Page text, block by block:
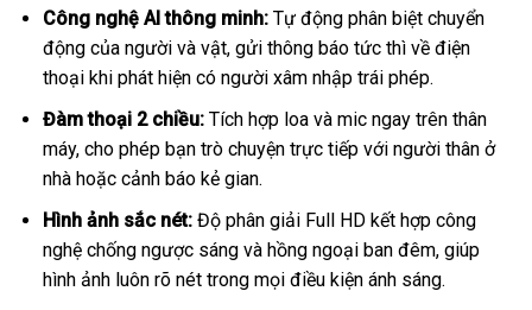
Công nghệ AI thông minh:Tự động phân biệt chuyển
động của người và vật, gửi thông báo tức thì về điện
thoại khi phát hiện có người xâm nhập trái phép.
Đàm thoại 2 chiều:Tích hợp loa và mic ngay trên thân
máy, cho phép bạn trò chuyện trực tiếp với người thân ở
nhà hoặc cảnh báo kẻ gian.
Hình ảnh sắc nét:Độ phân giải Full HD kết hợp công
nghệ chống ngược sáng và hồng ngoại ban đêm, giúp
hình ảnh luôn rõ nét trong mọi điều kiện ánh sáng.